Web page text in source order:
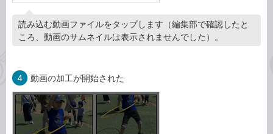
読み込む動画ファイルをタップします（編集部で確認したと
ころ、動画のサムネイルは表示されませんでした）。
4 動画の加工が開始された